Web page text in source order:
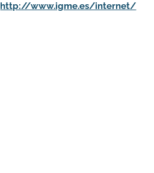
http://www.igme.es/internet/